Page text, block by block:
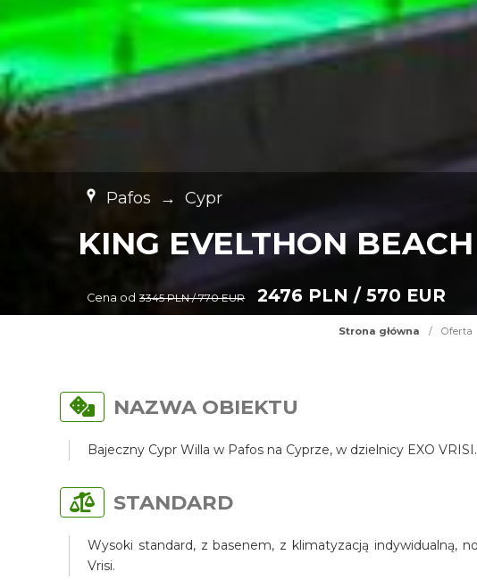
Pafos → Cypr
KING EVELTHON
Cena od 3345 PLN / 770 EUR 2476 PLN / 570 EUR
Strona główna / Oferta
NAZWA OBIEKTU
Bajeczny Cypr Willa w Pafos na Cyprze, w dzielnicy EXO VRISI.
STANDARD
Wysoki standard, z basenem, z klimatyzacją indywidualną,
Vrisi.